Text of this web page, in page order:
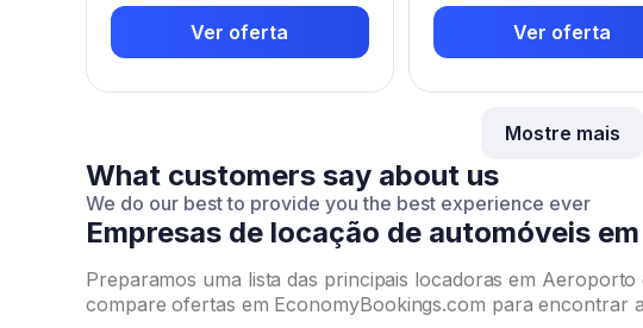
Ver oferta Ver oferta
Mostre mais
What customers say about us
We do our best to provide you the best experience ever
Empresas de locação de automóveis
Preparamos uma lista das principais locadoras em
compare ofertas em EconomyBookings.com para encontrar